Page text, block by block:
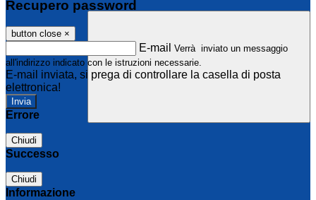
Recupero password
button close ×
E-mail Verrà inviato un messaggio
all'indirizzo indicato con le istruzioni necessarie.
E-mail inviata, si prega di controllare la casella di posta
elettronica!
Errore
Chiudi
Successo
Chiudi
Informazione